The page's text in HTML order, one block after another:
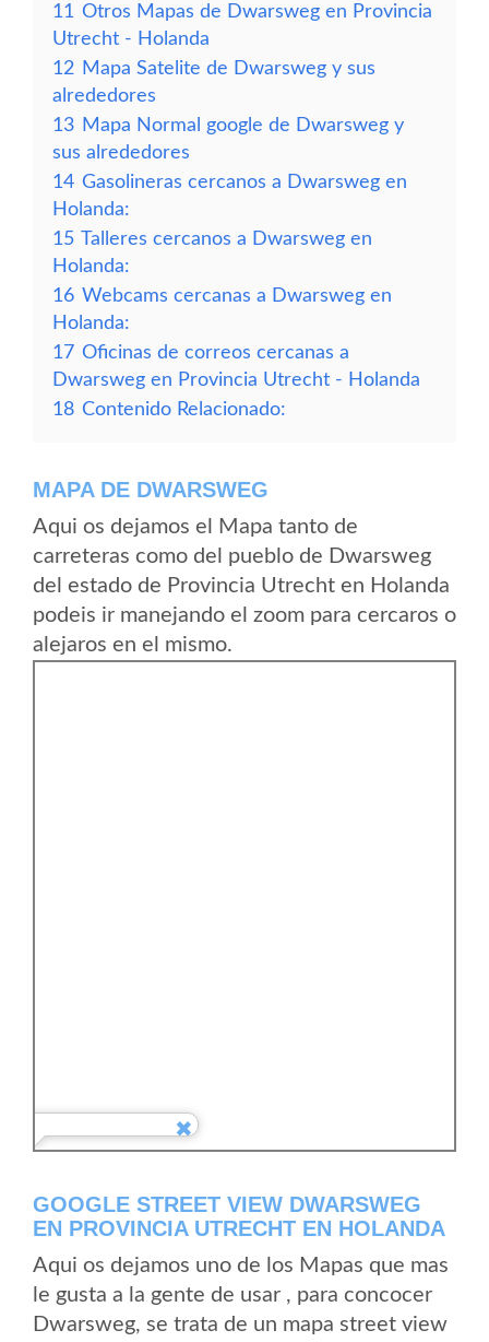
11 Otros Mapas de Dwarsweg en Provincia
Utrecht - Holanda
12 Mapa Satelite de Dwarsweg y sus
alrededores
13 Mapa Normal google de Dwarsweg y
sus alrededores
14 Gasolineras cercanos a Dwarsweg en
Holanda:
15 Talleres cercanos a Dwarsweg en
Holanda:
16 Webcams cercanas a Dwarsweg en
Holanda:
17 Oficinas de correos cercanas a
Dwarsweg en Provincia Utrecht - Holanda
18 Contenido Relacionado:
MAPA DE DWARSWEG
Aqui os dejamos el Mapa tanto de
carreteras como del pueblo de Dwarsweg
del estado de Provincia Utrecht en Holanda
podeis ir manejando el zoom para cercaros o
alejaros en el mismo.
GOOGLE STREET VIEW DWARSWEG
EN PROVINCIA UTRECHT EN HOLANDA
Aqui os dejamos uno de los Mapas que mas
le gusta a la gente de usar , para concocer
Dwarsweg, se trata de un mapa street view